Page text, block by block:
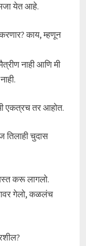
मजा येत आहे.
करणार? काय, म्हणून
नाही आणि मी
एकत्रच तर आहोत.
चुदास
करू लागलो.
गेलो, कळलंच